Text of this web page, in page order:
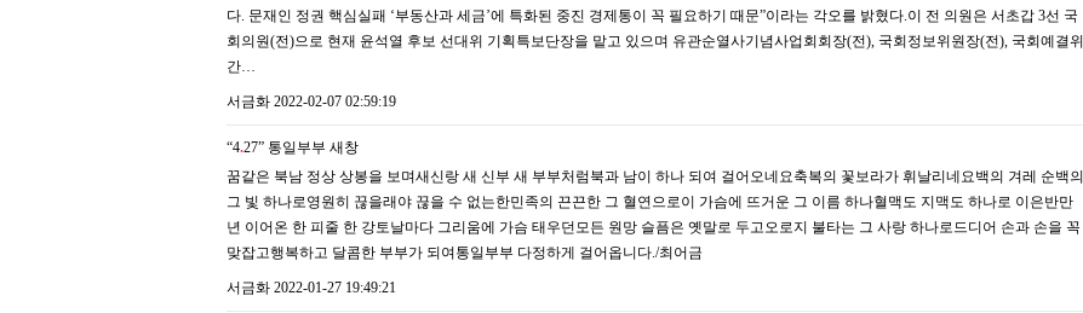
다. 문재인 정권 핵심실패 ‘부동산과 세금’에 특화된 중진 경제통이 꼭 필요하기 때문”이라는 각오를 밝혔다.이 전 의원은 서초갑 3선 국
회의원(전)으로 현재 윤석열 후보 선대위 기획특보단장을 맡고 있으며 유관순열사기념사업회회장(전), 국회정보위원장(전), 국회예결위
간…
서금화 2022-02-07 02:59:19
“4.27” 통일부부 새창
꿈같은 북남 정상 상봉을 보며새신랑 새 신부 새 부부처럼북과 남이 하나 되여 걸어오네요축복의 꽃보라가 휘날리네요백의 겨레 순백의
그 빛 하나로영원히 끊을래야 끊을 수 없는한민족의 끈끈한 그 혈연으로이 가슴에 뜨거운 그 이름 하나혈맥도 지맥도 하나로 이은반만
년 이어온 한 피줄 한 강토날마다 그리움에 가슴 태우던모든 원망 슬픔은 옛말로 두고오로지 불타는 그 사랑 하나로드디어 손과 손을 꼭
맞잡고행복하고 달콤한 부부가 되여통일부부 다정하게 걸어옵니다./최어금
서금화 2022-01-27 19:49:21